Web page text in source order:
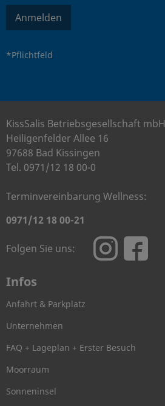
Anmelden
*Pflichtfeld
KissSalis Betriebsgesellschaft mbH
Heiligenfelder Allee 16
97688 Bad Kissingen
Tel. 0971/12 18 00-0
Terminvereinbarung Wellness:
0971/12 18 00-21
Folgen Sie uns:
Infos
Anfahrt & Parkplatz
Unternehmen
FAQ + Lageplan + Erster Besuch
Moorraum
Sonneninsel